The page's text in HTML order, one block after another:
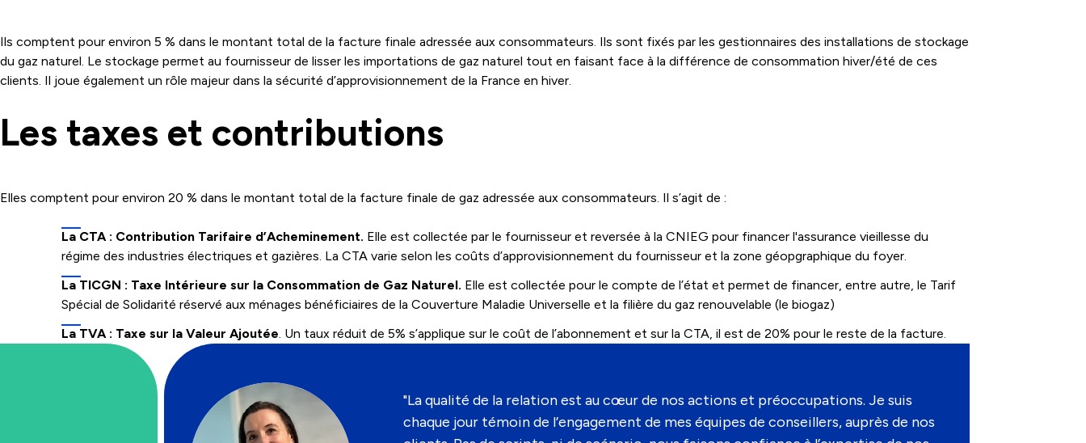
Ils comptent pour environ 5 % dans le montant total de la facture finale adressée aux consommateurs. Ils sont fixés par les gestionnaires des installations de stockage
du gaz naturel. Le stockage permet au fournisseur de lisser les importations de gaz naturel tout en faisant face à la différence de consommation hiver/été de ces
clients. Il joue également un rôle majeur dans la sécurité d’approvisionnement de la France en hiver.
Les taxes et contributions
Elles comptent pour environ 20 % dans le montant total de la facture finale de gaz adressée aux consommateurs. Il s’agit de :
La CTA : Contribution Tarifaire d’Acheminement. Elle est collectée par le fournisseur et reversée à la CNIEG pour financer l'assurance vieillesse du
régime des industries électriques et gazières. La CTA varie selon les coûts d’approvisionnement du fournisseur et la zone géopgraphique du foyer.
La TICGN : Taxe Intérieure sur la Consommation de Gaz Naturel. Elle est collectée pour le compte de l’état et permet de financer, entre autre, le Tarif
Spécial de Solidarité réservé aux ménages bénéficiaires de la Couverture Maladie Universelle et la filière du gaz renouvelable (le biogaz)
La TVA : Taxe sur la Valeur Ajoutée. Un taux réduit de 5% s’applique sur le coût de l’abonnement et sur la CTA, il est de 20% pour le reste de la facture.
"La qualité de la relation est au cœur de nos actions et préoccupations. Je suis
chaque jour témoin de l’engagement de mes équipes de conseillers, auprès de nos